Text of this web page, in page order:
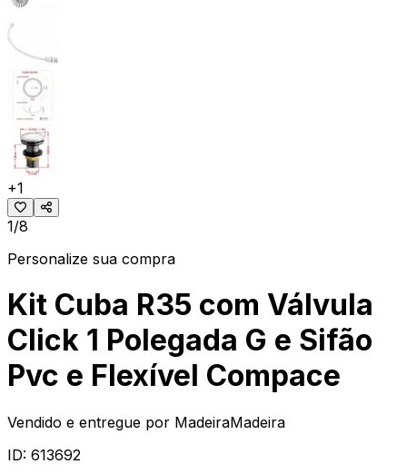
+1
1/8
Personalize sua compra
Kit Cuba R35 com Válvula
Click 1 Polegada G e Sifão
Pvc e Flexível Compace
Vendido e entregue por MadeiraMadeira
ID: 613692